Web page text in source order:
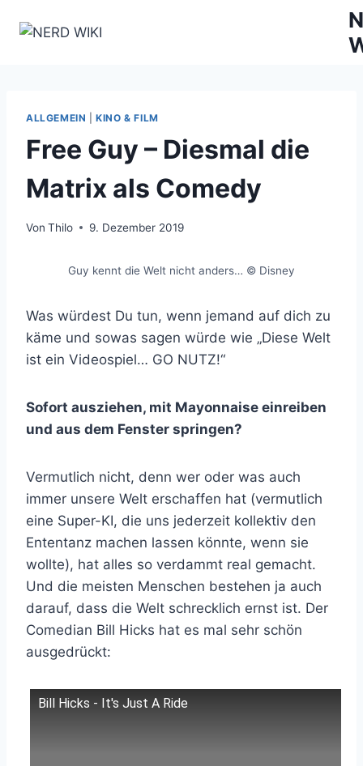
Inhalt
ALLGEMEIN |KINO & FILM
Free Guy – Diesmal die
Matrix als Comedy
Von Thilo 9. Dezember 2019
Guy kennt die Welt nicht anders… © Disney
Was würdest Du tun, wenn jemand auf dich zu
käme und sowas sagen würde wie „Diese Welt
ist ein Videospiel… GO NUTZ!“
Sofort ausziehen, mit Mayonnaise einreiben
und aus dem Fenster springen?
Vermutlich nicht, denn wer oder was auch
immer unsere Welt erschaffen hat (vermutlich
eine Super-KI, die uns jederzeit kollektiv den
Ententanz machen lassen könnte, wenn sie
wollte), hat alles so verdammt real gemacht.
Und die meisten Menschen bestehen ja auch
darauf, dass die Welt schrecklich ernst ist. Der
Comedian Bill Hicks hat es mal sehr schön
ausgedrückt:
Bill Hicks - It's Just A Ride